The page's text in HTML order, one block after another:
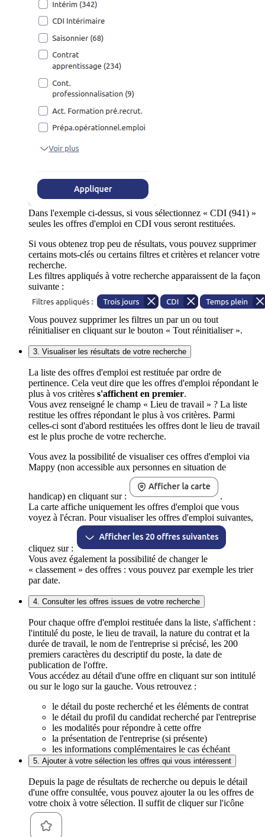
Dans l'exemple ci-dessus, si vous sélectionnez « CDI (941) »
seules les offres d'emploi en CDI vous seront restituées.
Si vous obtenez trop peu de résultats, vous pouvez supprimer
certains mots-clés ou certains filtres et critères et relancer votre
recherche.
Les filtres appliqués à votre recherche apparaissent de la façon
suivante :
Vous pouvez supprimer les filtres un par un ou tout
réinitialiser en cliquant sur le bouton « Tout réinitialiser ».
3. Visualiser les résultats de votre recherche
La liste des offres d'emploi est restituée par ordre de
pertinence. Cela veut dire que les offres d'emploi répondant le
plus à vos critères s'affichent en premier.
Vous avez renseigné le champ « Lieu de travail » ? La liste
restitue les offres répondant le plus à vos critères. Parmi
celles-ci sont d'abord restituées les offres dont le lieu de travail
est le plus proche de votre recherche.
Vous avez la possibilité de visualiser ces offres d'emploi via
Mappy (non accessible aux personnes en situation de
handicap) en cliquant sur :
.
La carte affiche uniquement les offres d'emploi que vous
voyez à l'écran. Pour visualiser les offres d'emploi suivantes,
cliquez sur :
Vous avez également la possibilité de changer le
« classement » des offres : vous pouvez par exemple les trier
par date.
4. Consulter les offres issues de votre recherche
Pour chaque offre d'emploi restituée dans la liste, s'affichent :
l'intitulé du poste, le lieu de travail, la nature du contrat et la
durée de travail, le nom de l'entreprise si précisé, les 200
premiers caractères du descriptif du poste, la date de
publication de l'offre.
Vous accédez au détail d'une offre en cliquant sur son intitulé
ou sur le logo sur la gauche. Vous retrouvez :
le détail du poste recherché et les éléments de contrat
le détail du profil du candidat recherché par l'entreprise
les modalités pour répondre à cette offre
la présentation de l'entreprise (si présente)
les informations complémentaires le cas échéant
5. Ajouter à votre sélection les offres qui vous intéressent
Depuis la page de résultats de recherche ou depuis le détail
d'une offre consultée, vous pouvez ajouter la ou les offres de
votre choix à votre sélection. Il suffit de cliquer sur l'icône